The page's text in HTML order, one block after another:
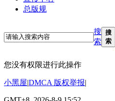
总版规
搜
索
搜
索
您没有权限进行此操作
小黑屋|DMCA 版权举报|